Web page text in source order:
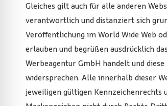
Gleiches gilt auch für alle anderen
verantwortlich und distanziert sich
Veröffentlichung im World Wide Web
erlauben und begrüßen ausdrücklich
Werbeagentur GmbH handelt und
widersprechen. Alle innerhalb dieser
jeweiligen gültigen Kennzeichenrechts